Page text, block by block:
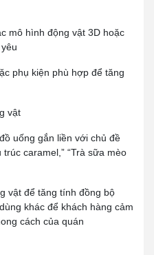
mô hình động vật 3D hoặc
phụ kiện phù hợp để tăng
vật
uống gắn liền với chủ đề
caramel,” “Trà sữa mèo
vật để tăng tính đồng bộ
khác để khách hàng cảm
cách của quán